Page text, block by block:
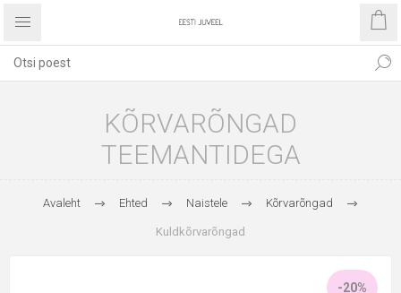
KÕRVARÕNGAD
TEEMANTIDEGA
Avaleht Ehted Naistele Kõrvarõngad
Kuldkõrvarõngad
-20%